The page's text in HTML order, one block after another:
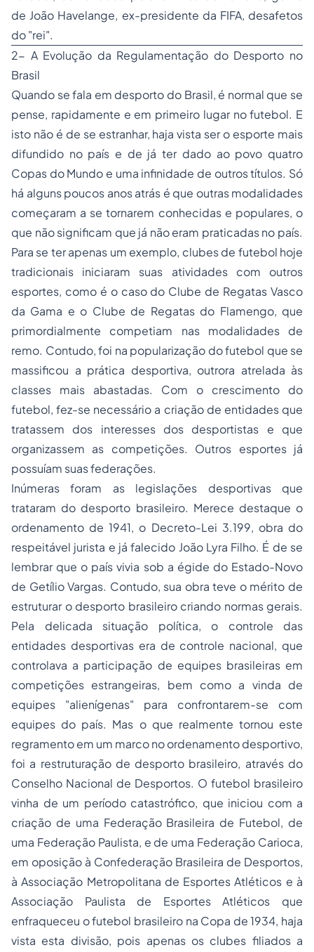
de João Havelange, ex-presidente da FIFA, desafetos
do "rei".
2- A Evolução da Regulamentação do Desporto no
Brasil
Quando se fala em desporto do Brasil, é normal que se
pense, rapidamente e em primeiro lugar no futebol. E
isto não é de se estranhar, haja vista ser o esporte mais
difundido no país e de já ter dado ao povo quatro
Copas do Mundo e uma infinidade de outros títulos. Só
há alguns poucos anos atrás é que outras modalidades
começaram a se tornarem conhecidas e populares, o
que não significam que já não eram praticadas no país.
Para se ter apenas um exemplo, clubes de futebol hoje
tradicionais iniciaram suas atividades com outros
esportes, como é o caso do Clube de Regatas Vasco
da Gama e o Clube de Regatas do Flamengo, que
primordialmente competiam nas modalidades de
remo. Contudo, foi na popularização do futebol que se
massificou a prática desportiva, outrora atrelada às
classes mais abastadas. Com o crescimento do
futebol, fez-se necessário a criação de entidades que
tratassem dos interesses dos desportistas e que
organizassem as competições. Outros esportes já
possuíam suas federações.
Inúmeras foram as legislações desportivas que
trataram do desporto brasileiro. Merece destaque o
ordenamento de 1941, o Decreto-Lei 3.199, obra do
respeitável jurista e já falecido João Lyra Filho. É de se
lembrar que o país vivia sob a égide do Estado-Novo
de Getílio Vargas. Contudo, sua obra teve o mérito de
estruturar o desporto brasileiro criando normas gerais.
Pela delicada situação política, o controle das
entidades desportivas era de controle nacional, que
controlava a participação de equipes brasileiras em
competições estrangeiras, bem como a vinda de
equipes "alienígenas" para confrontarem-se com
equipes do país. Mas o que realmente tornou este
regramento em um marco no ordenamento desportivo,
foi a restruturação de desporto brasileiro, através do
Conselho Nacional de Desportos. O futebol brasileiro
vinha de um período catastrófico, que iniciou com a
criação de uma Federação Brasileira de Futebol, de
uma Federação Paulista, e de uma Federação Carioca,
em oposição à Confederação Brasileira de Desportos,
à Associação Metropolitana de Esportes Atléticos e à
Associação Paulista de Esportes Atléticos que
enfraqueceu o futebol brasileiro na Copa de 1934, haja
vista esta divisão, pois apenas os clubes filiados a